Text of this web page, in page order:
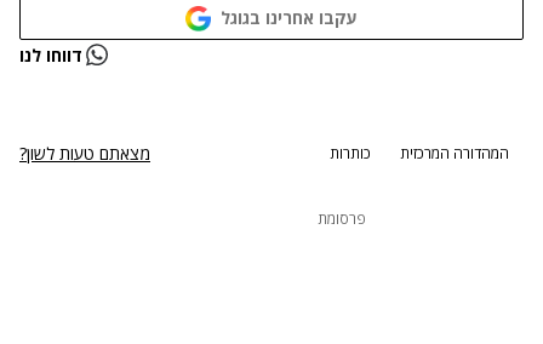
עקבו אחרינו בגוגל
נתקלנו בבעיה דווחו לנו
המהדורה המרכזית כותרות מצאתם טעות לשון?
פרסומת